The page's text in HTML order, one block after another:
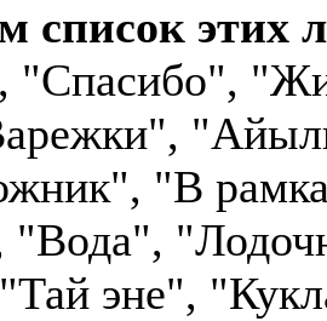
список этих
"Спасибо",
"В
"Вода",
эне",